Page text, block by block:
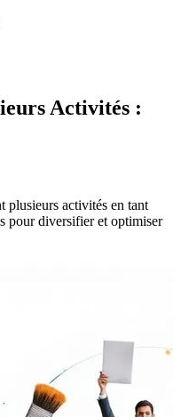
Activités :
plusieurs activités en tant
pour diversifier et optimiser